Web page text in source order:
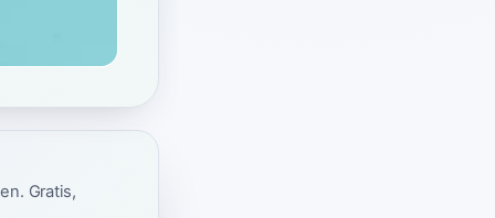
Gratis,